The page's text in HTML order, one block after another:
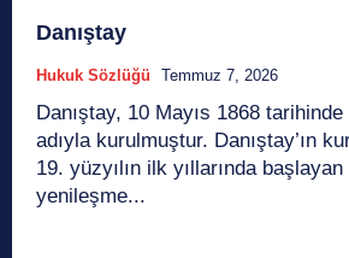
Danıştay
Hukuk Sözlüğü Temmuz 7, 2026
Danıştay, 10 Mayıs 1868
adıyla kurulmuştur. Danıştay’ın kurulması, ülkede
19. yüzyılın ilk yıllarında
yenileşme...